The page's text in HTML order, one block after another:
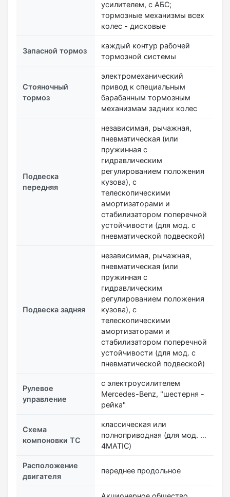
усилителем, с АБС;
тормозные механизмы всех
колес - дисковые
Запасной тормоз
каждый контур рабочей
тормозной системы
Стояночный
тормоз
электромеханический
привод к специальным
барабанным тормозным
механизмам задних колес
Подвеска
передняя
независимая, рычажная,
пневматическая (или
пружинная с
гидравлическим
регулированием положения
кузова), с
телескопическими
амортизаторами и
стабилизатором поперечной
устойчивости (для мод. с
пневматической подвеской)
Подвеска задняя
независимая, рычажная,
пневматическая (или
пружинная с
гидравлическим
регулированием положения
кузова), с
телескопическими
амортизаторами и
стабилизатором поперечной
устойчивости (для мод. с
пневматической подвеской)
Рулевое
управление
с электроусилителем
Mercedes-Benz, "шестерня -
рейка"
Схема
компоновки ТС
классическая или
полноприводная (для мод. …
4MATIC)
Расположение
двигателя
переднее продольное